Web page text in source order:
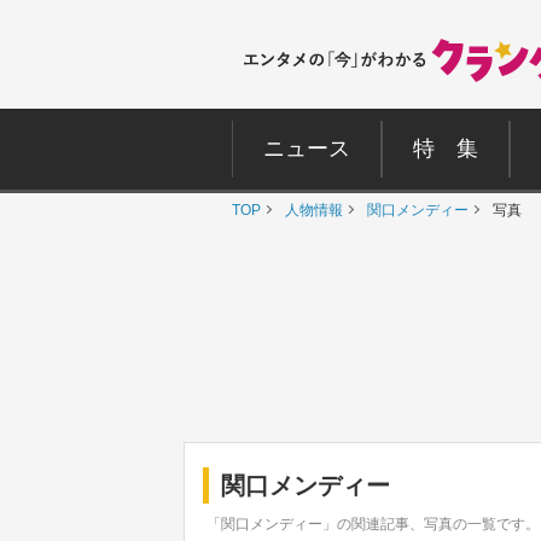
ニュース 特 集
TOP 人物情報 関口メンディー 写真
関口メンディー
「関口メンディー」の関連記事、写真の一覧です